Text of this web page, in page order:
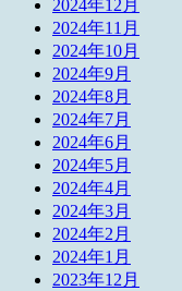
2024年12月
2024年11月
2024年10月
2024年9月
2024年8月
2024年7月
2024年6月
2024年5月
2024年4月
2024年3月
2024年2月
2024年1月
2023年12月